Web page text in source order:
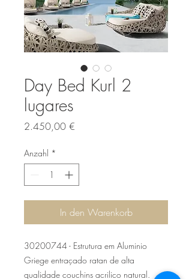
Day Bed Kurl 2
lugares
2.450,00 €
Anzahl *
In den Warenkorb
30200744 - Estrutura em Aluminio
Griege entraçado ratan de alta
qualidade couchins acrilico natural.